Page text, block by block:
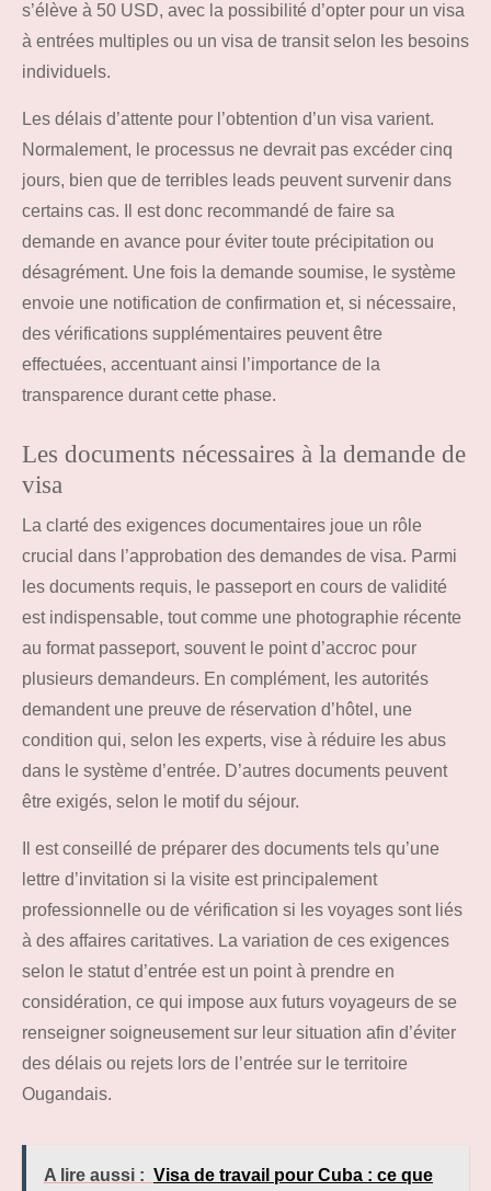
s’élève à 50 USD, avec la possibilité d’opter pour un visa
à entrées multiples ou un visa de transit selon les besoins
individuels.
Les délais d’attente pour l’obtention d’un visa varient.
Normalement, le processus ne devrait pas excéder cinq
jours, bien que de terribles leads peuvent survenir dans
certains cas. Il est donc recommandé de faire sa
demande en avance pour éviter toute précipitation ou
désagrément. Une fois la demande soumise, le système
envoie une notification de confirmation et, si nécessaire,
des vérifications supplémentaires peuvent être
effectuées, accentuant ainsi l’importance de la
transparence durant cette phase.
Les documents nécessaires à la demande de
visa
La clarté des exigences documentaires joue un rôle
crucial dans l’approbation des demandes de visa. Parmi
les documents requis, le passeport en cours de validité
est indispensable, tout comme une photographie récente
au format passeport, souvent le point d’accroc pour
plusieurs demandeurs. En complément, les autorités
demandent une preuve de réservation d’hôtel, une
condition qui, selon les experts, vise à réduire les abus
dans le système d’entrée. D’autres documents peuvent
être exigés, selon le motif du séjour.
Il est conseillé de préparer des documents tels qu’une
lettre d’invitation si la visite est principalement
professionnelle ou de vérification si les voyages sont liés
à des affaires caritatives. La variation de ces exigences
selon le statut d’entrée est un point à prendre en
considération, ce qui impose aux futurs voyageurs de se
renseigner soigneusement sur leur situation afin d’éviter
des délais ou rejets lors de l’entrée sur le territoire
Ougandais.
A lire aussi : Visa de travail pour Cuba : ce que